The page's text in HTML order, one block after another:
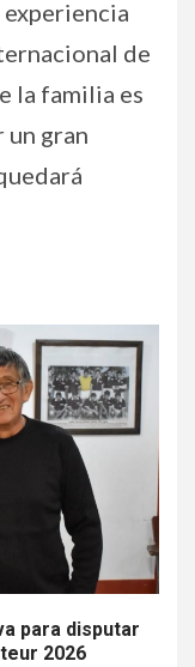
experiencia
de
la familia es
un gran
para disputar
2026